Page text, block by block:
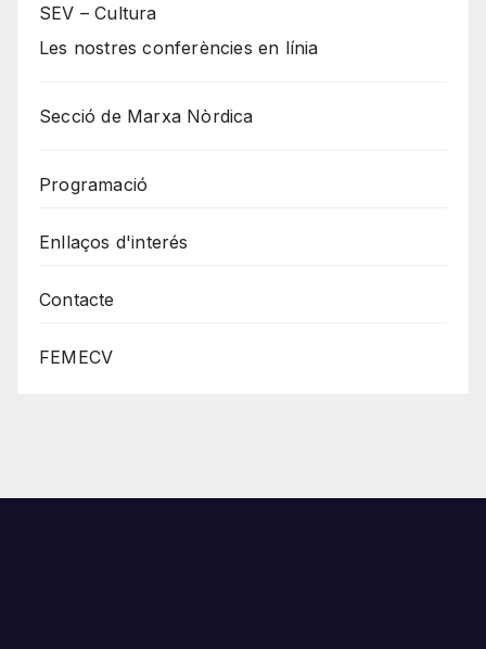
SEV – Cultura
Les nostres conferències en línia
Secció de Marxa Nòrdica
Programació
Enllaços d'interés
Contacte
FEMECV